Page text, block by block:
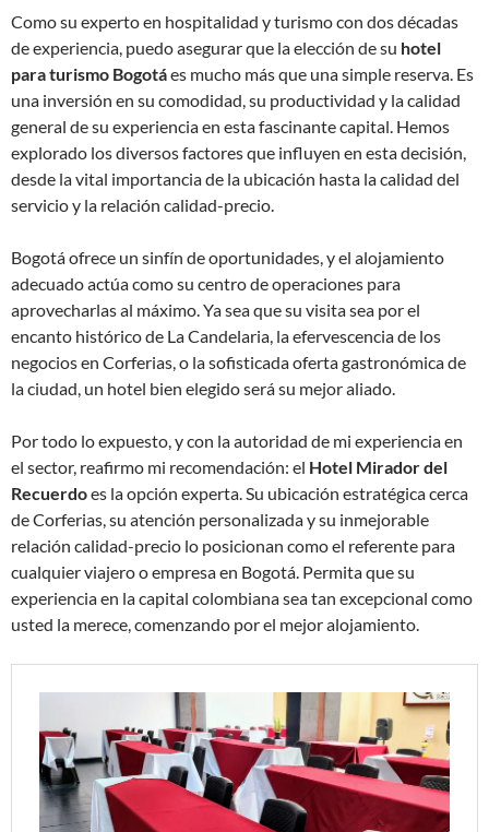
Como su experto en hospitalidad y turismo con dos décadas
de experiencia, puedo asegurar que la elección de su hotel
para turismo Bogotáes mucho más que una simple reserva. Es
una inversión en su comodidad, su productividad y la calidad
general de su experiencia en esta fascinante capital. Hemos
explorado los diversos factores que influyen en esta decisión,
desde la vital importancia de la ubicación hasta la calidad del
servicio y la relación calidad-precio.
Bogotá ofrece un sinfín de oportunidades, y el alojamiento
adecuado actúa como su centro de operaciones para
aprovecharlas al máximo. Ya sea que su visita sea por el
encanto histórico de La Candelaria, la efervescencia de los
negocios en Corferias, o la sofisticada oferta gastronómica de
la ciudad, un hotel bien elegido será su mejor aliado.
Por todo lo expuesto, y con la autoridad de mi experiencia en
el sector, reafirmo mi recomendación: el Hotel Mirador del
Recuerdoes la opción experta. Su ubicación estratégica cerca
de Corferias, su atención personalizada y su inmejorable
relación calidad-precio lo posicionan como el referente para
cualquier viajero o empresa en Bogotá. Permita que su
experiencia en la capital colombiana sea tan excepcional como
usted la merece, comenzando por el mejor alojamiento.